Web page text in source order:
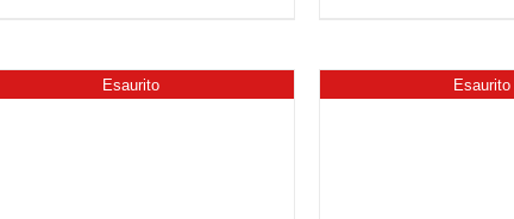
Esaurito Esaurito